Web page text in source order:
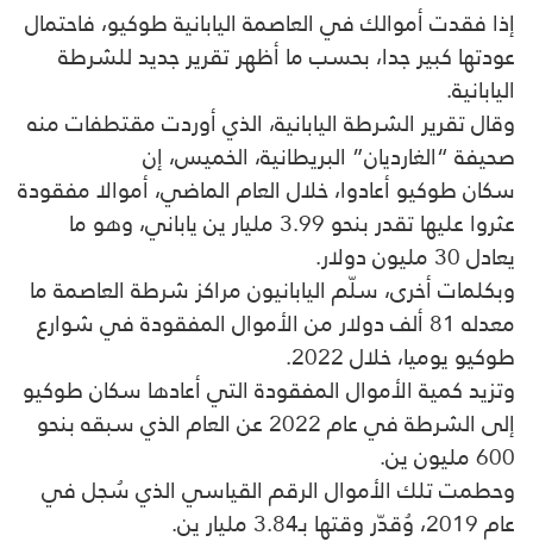
إذا فقدت أموالك في العاصمة اليابانية طوكيو، فاحتمال
عودتها كبير جدا، بحسب ما أظهر تقرير جديد للشرطة
اليابانية.
وقال تقرير الشرطة اليابانية، الذي أوردت مقتطفات منه
صحيفة “الغارديان” البريطانية، الخميس، إن
سكان طوكيو أعادوا، خلال العام الماضي، أموالا مفقودة
عثروا عليها تقدر بنحو 3.99 مليار ين ياباني، وهو ما
يعادل 30 مليون دولار.
وبكلمات أخرى، سلّم اليابانيون مراكز شرطة العاصمة ما
معدله 81 ألف دولار من الأموال المفقودة في شوارع
طوكيو يوميا، خلال 2022.
وتزيد كمية الأموال المفقودة التي أعادها سكان طوكيو
إلى الشرطة في عام 2022 عن العام الذي سبقه بنحو
600 مليون ين.
وحطمت تلك الأموال الرقم القياسي الذي سُجل في
عام 2019، وُقدّر وقتها بـ3.84 مليار ين.